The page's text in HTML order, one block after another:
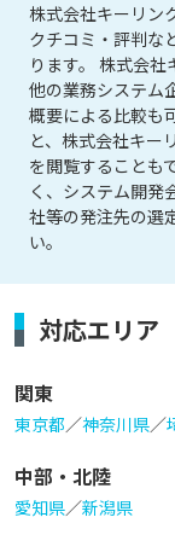
株式会社キーリン
クチコミ・評判な
ります。 株式会
他の業務システム
概要による比較も
と、株式会社キー
を閲覧することも
く、システム開発
社等の発注先の選
い。
対応エリア
関東
東京都／神奈川県／
中部・北陸
愛知県／新潟県